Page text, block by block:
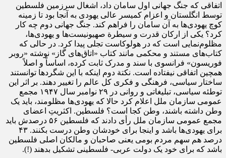
اتفاقی که جنگ جهانی اول سامان داد، اشغال سرزمین فلسطین
توسط انگلستان و اعزام کمیسر عالی یهودی به آنجا بود تا زمینه
کوچ یهودی‌ها به آن سامان را فراهم کند. جنگ جهانی دوم چه کار
کرد؟ یکی از ارکان قدرت و سیطرة صهیونیست‌ها و یهودی‌ها،
مظلوم‌نمایی است که در هولوکاست تجلی پیدا کرد. در حالی که
کتاب‌های مستند و محکمی مانند کتاب «اتاق‌های گاز» نوشته «روبر
فوریسون» فرانسوی با سند و مدرک ثابت کرده، اساساً و اصلاً
همچین اتفاقی نیفتاده است. نکتة دوم اینکه با این شگرد‌ها توانستند
ساختار سیاسی، فرهنگی و فکری کل عالم را تغییر دهند. بر اثر این
توطئه سیاسی، تبلیغاتی و روانی در ۲۹ نوامبر سال ۱۹۴۷ مجمع
عمومی سازمان ملل اعلام کرد حالا که یهودی‌ها مظلومند، باید یک
وطن داشته باشند، وطن کجا است؟ فلسطین. اکثریتِ اعضای
مجمع عمومی سازمان ملل رأی دادند که فلسطین ۵۶ درصدش باید
برای یهودی‌ها باشد و اینجا برای خودشان وطن درست بکنند. ۴۳
درصد هم سهم مردم بومی یعنی صاحبان و مالکان اصلی فلسطین
باشد که برای خود یک دولت عربی- فلسطینی تشکیل بدهند (!).